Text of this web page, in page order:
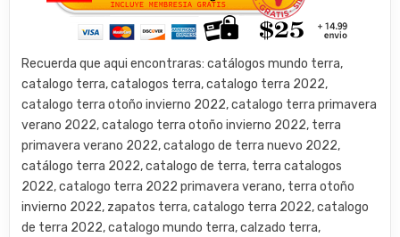
Recuerda que aqui encontraras: catálogos mundo terra,
catalogo terra, catalogos terra, catalogo terra 2022,
catalogo terra otoño invierno 2022, catalogo terra primavera
verano 2022, catalogo terra otoño invierno 2022, terra
primavera verano 2022, catalogo de terra nuevo 2022,
catálogo terra 2022, catalogo de terra, terra catalogos
2022, catalogo terra 2022 primavera verano, terra otoño
invierno 2022, zapatos terra, catalogo terra 2022, catalogo
de terra 2022, catalogo mundo terra, calzado terra,